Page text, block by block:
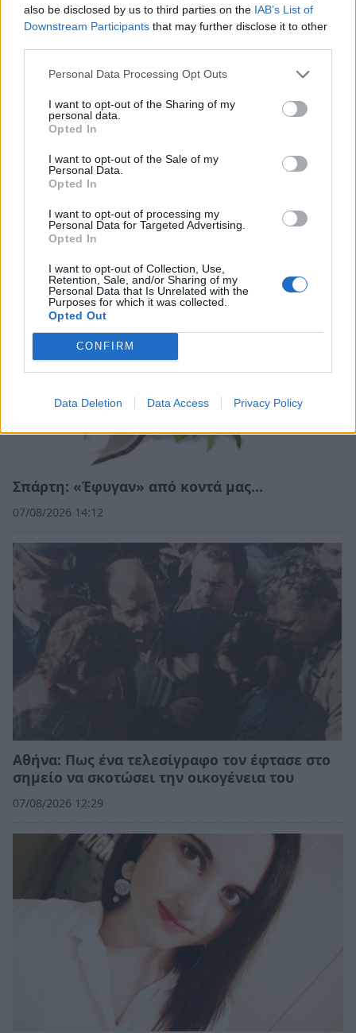
also be disclosed by us to third parties on the IAB’s List of
Downstream Participants that may further disclose it to other
Personal Data Processing Opt Outs
I want to opt-out of the Sharing of my
personal data.
Opted In
I want to opt-out of the Sale of my
Personal Data.
Opted In
I want to opt-out of processing my
Personal Data for Targeted Advertising.
Opted In
I want to opt-out of Collection, Use,
Retention, Sale, and/or Sharing of my
Personal Data that Is Unrelated with the
Purposes for which it was collected.
Opted Out
CONFIRM
Data Deletion Data Access Privacy Policy
Σχετικά Άρθρα
Σπάρτη: «Έφυγαν» από κοντά μας…
07/08/2026 14:12
Αθήνα: Πως ένα τελεσίγραφο τον έφτασε στο
σημείο να σκοτώσει την οικογένεια του
07/08/2026 12:29